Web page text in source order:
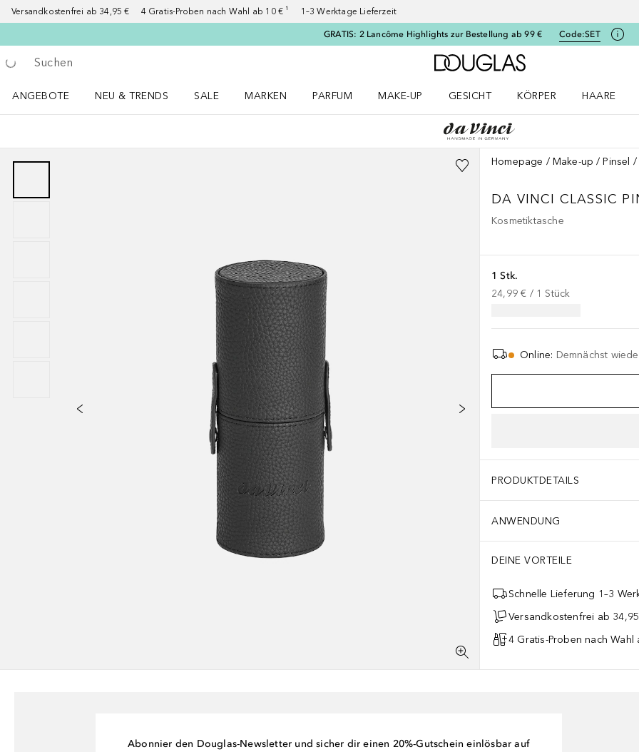
Versandkostenfrei ab 34,95 € 4 Gratis-Proben nach Wahl ab 10 € ¹ 1–3 Werktage Lieferzeit
GRATIS: 2 Lancôme Highlights zur Bestellung ab 99 € Code:SET
Gehe zurück
Suche ausführen
Zur Douglas Startseite
ANGEBOTE
NEU & TRENDS
SALE
MARKEN
PARFUM
MAKE-UP
GESICHT
KÖRPER
HAARE
Homepage Make-up Pinsel
DA VINCI CLASSIC
Kosmetiktasche
1 Stk.
24,99 € / 1 Stück
Online: Demnächst
PRODUKTDETAILS
ANWENDUNG
DEINE VORTEILE
Schnelle Lieferung 1–3
Versandkostenfrei ab
4 Gratis-Proben nach Wahl
Abonnier den Douglas-Newsletter und sicher dir einen 20%-Gutschein einlösbar auf